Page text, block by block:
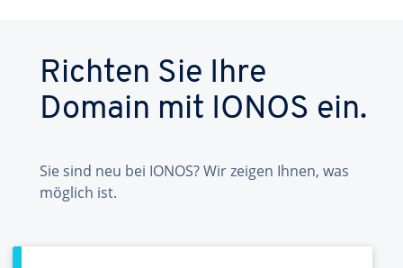
Richten Sie Ihre
Domain mit IONOS ein.
Sie sind neu bei IONOS? Wir zeigen Ihnen, was
möglich ist.